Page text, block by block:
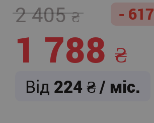
2 405 - 617
1 788
Від 224 / міс.